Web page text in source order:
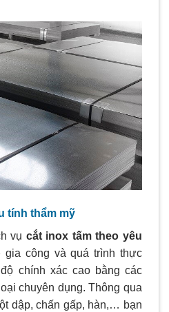
tính thẩm mỹ
vụ cắt inox tấm theo yêu
gia công và quá trình thực
chính xác cao bằng các
chuyên dụng. Thông qua
dập, chấn gấp, hàn,… bạn